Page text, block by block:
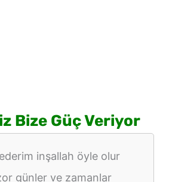
Bize Güç Veriyor
inşallah öyle olur
günler ve zamanlar